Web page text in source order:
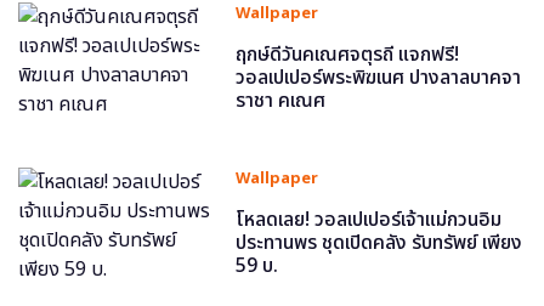
Wallpaper
ฤกษ์ดีวันคเณศจตุรถี แจกฟรี!
วอลเปเปอร์พระพิฆเนศ ปางลาลบาคจา
ราชา คเณศ
Wallpaper
โหลดเลย! วอลเปเปอร์เจ้าแม่กวนอิม
ประทานพร ชุดเปิดคลัง รับทรัพย์ เพียง
59 บ.